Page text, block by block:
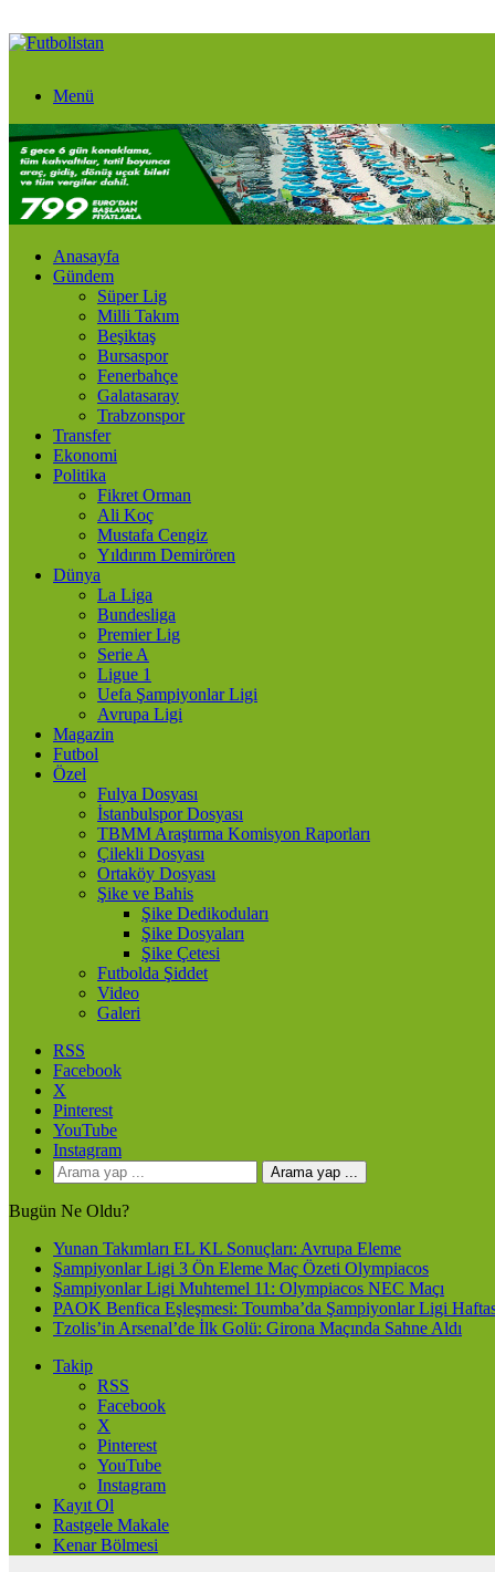
Menü
Anasayfa
Gündem
Süper Lig
Milli Takım
Beşiktaş
Bursaspor
Fenerbahçe
Galatasaray
Trabzonspor
Transfer
Ekonomi
Politika
Fikret Orman
Ali Koç
Mustafa Cengiz
Yıldırım Demirören
Dünya
La Liga
Bundesliga
Premier Lig
Serie A
Ligue 1
Uefa Şampiyonlar Ligi
Avrupa Ligi
Magazin
Futbol
Özel
Fulya Dosyası
İstanbulspor Dosyası
TBMM Araştırma Komisyon Raporları
Çilekli Dosyası
Ortaköy Dosyası
Şike ve Bahis
Şike Dedikoduları
Şike Dosyaları
Şike Çetesi
Futbolda Şiddet
Video
Galeri
RSS
Facebook
X
Pinterest
YouTube
Instagram
Arama yap ...
Bugün Ne Oldu?
Yunan Takımları EL KL Sonuçları: Avrupa Eleme
Şampiyonlar Ligi 3 Ön Eleme Maç Özeti Olympiacos
Şampiyonlar Ligi Muhtemel 11: Olympiacos NEC Maçı
PAOK Benfica Eşleşmesi: Toumba’da Şampiyonlar Ligi
Tzolis’in Arsenal’de İlk Golü: Girona Maçında Sahne Aldı
Takip
RSS
Facebook
X
Pinterest
YouTube
Instagram
Kayıt Ol
Rastgele Makale
Kenar Bölmesi